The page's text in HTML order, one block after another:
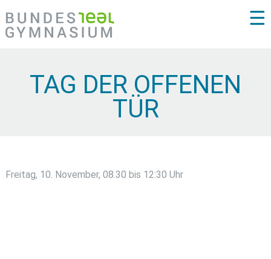
☰
TAG DER OFFENEN
TÜR
Freitag, 10. November, 08.30 bis 12:30 Uhr